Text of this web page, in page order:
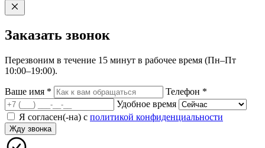
Заказать звонок
Перезвоним в течение 15 минут в рабочее время (Пн–Пт
10:00–19:00).
Ваше имя * Телефон *
Удобное время
Я согласен(-на) с политикой конфиденциальности
Жду звонка